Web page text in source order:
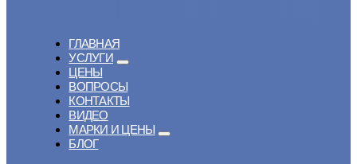
ГЛАВНАЯ
УСЛУГИ
ЦЕНЫ
ВОПРОСЫ
КОНТАКТЫ
ВИДЕО
МАРКИ И ЦЕНЫ
БЛОГ